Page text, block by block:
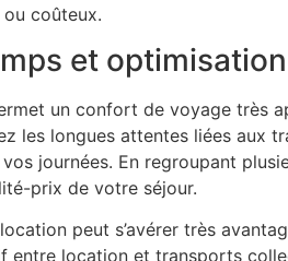
coûteux.
et
un confort de voyage très
les longues attentes liées aux
journées. En regroupant
prix de votre séjour.
peut s’avérer très
entre location et transports